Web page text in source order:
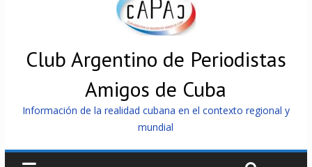
La Habana avanza en reconexión tras nuevo apagón
Más de 7 000 contenedores impedidos de llegar a Cuba
Club Argentino de Periodistas
Amigos de Cuba
Información de la realidad cubana en el contexto regional y
mundial